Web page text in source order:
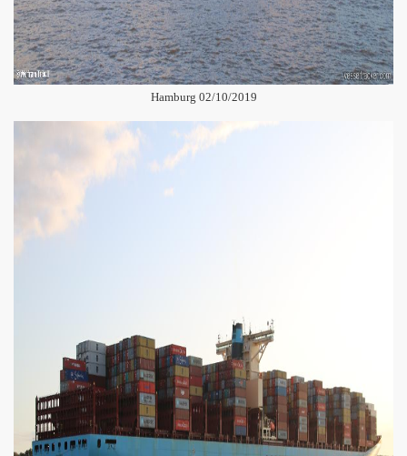
Hamburg 02/10/2019